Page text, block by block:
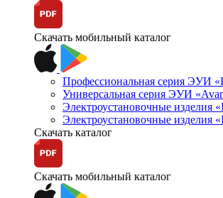
Скачать мобильный каталог
Профессиональная серия ЭУИ
Универсальная серия ЭУИ
Электроустановочные изделия
Электроустановочные изделия
Скачать каталог
Скачать мобильный каталог